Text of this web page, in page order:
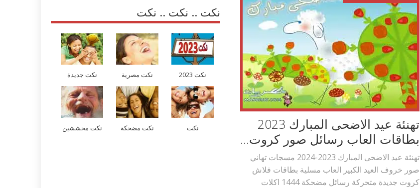
تهنئة عيد الاضحى المبارك 2023
بطاقات العاب رسائل صور كروت...
تهنئة عيد الاضحى المبارك 2023-2024 مسجات تهاني
صور خروف العيد الكبير العاب مسلية بطاقات فلاش
كروت جديدة متحركة رسائل مضحكة 1444 اكلات
نكت .. نكت .. نكت
نكت 2023 نكت مصرية نكت جديدة
نكت نكت مضحكة نكت محششين